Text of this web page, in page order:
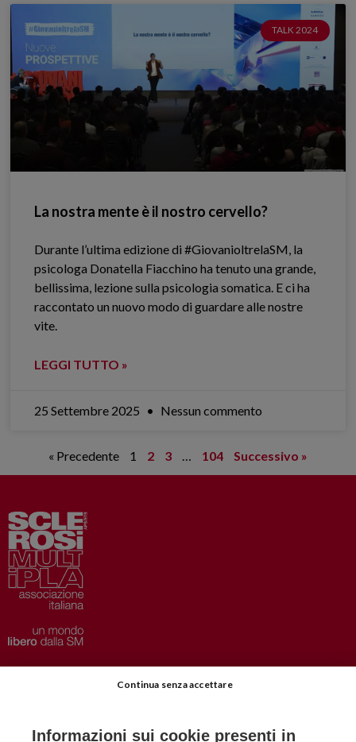
TALK 2024
La nostra mente è il nostro cervello?
Durante l’ultima edizione di #GiovanioltrelaSM, la
psicologa Donatella Fiacchino ha tenuto una grande,
bellissima, lezione sulla psicologia somatica. E ci ha
raccontato un nuovo modo di guardare alle nostre
vite.
LEGGI TUTTO »
25 Settembre 2025 Nessun commento
« Precedente 1 2 3 104 Successivo »
Privacy–Disclaimer
Informazioni sui cookie presenti in
Continua senza accettare